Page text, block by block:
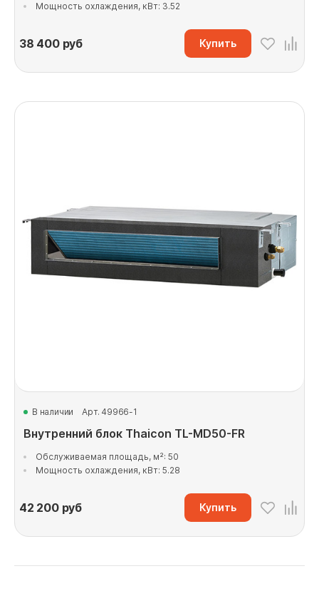
Мощность охлаждения, кВт: 3.52
38 400руб Купить
В наличии Арт. 49966-1
Внутренний блок Thaicon TL-MD50-FR
Обслуживаемая площадь, м²: 50
Мощность охлаждения, кВт: 5.28
42 200руб Купить